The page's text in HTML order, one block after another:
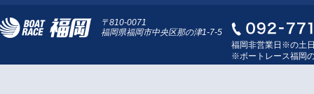
〒810-0071
福岡県福岡市中央区那の津1-7-5
福岡非営業日※の土
※ボートレース福岡